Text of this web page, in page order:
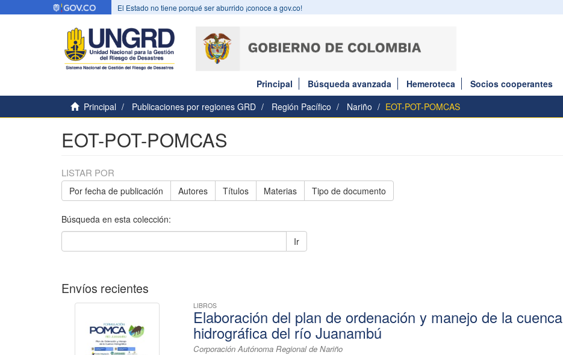
El Estado no tiene porqué ser aburrido ¡conoce a gov.co!
Principal Búsqueda avanzada Hemeroteca
Socios cooperantes
Principal
Publicaciones por regiones GRD Región Pacífico Nariño EOT-POT-POMCAS
EOT-POT-POMCAS
LISTAR POR
Por fecha de publicación Autores Títulos Materias Tipo de documento
Búsqueda en esta colección:
Ir
Envíos recientes
LIBROS
Elaboración del plan de ordenación y manejo de la cuenca
hidrográfica del río Juanambú
Corporación Autónoma Regional de Nariño